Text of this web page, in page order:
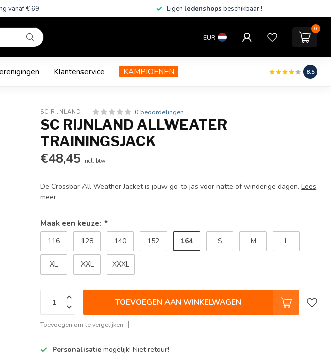
vanaf € 69,- Eigen ledenshops beschikbaar !
EUR
0
Klantenservice KAMPIOENEN 8.5
SC RIJNLAND 0 beoordelingen
SC RIJNLAND ALLWEATER
TRAININGSJACK
€48,45 Incl. btw
De Crossbar All Weather Jacket is jouw go-to jas voor natte of winderige dagen.Lees
meer.
Maak een keuze: *
116 128 140 152 164 S M L
XL XXL XXXL
TOEVOEGEN AAN WINKELWAGEN
Toevoegen om te vergelijken
Personalisatie mogelijk! Niet retour!